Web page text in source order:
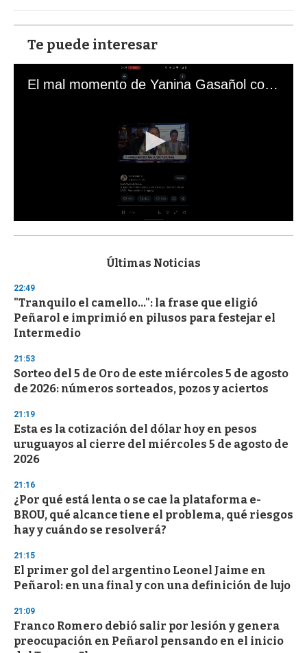
Te puede interesar
El mal momento de Yanina Gasañol con un hincha argentino en "Subrayado"
s
d
s
o
f
3
s
e
c
o
d
s
Últimas Noticias
22:49
"Tranquilo el camello...": la frase que eligió
Peñarol e imprimió en pilusos para festejar el
Intermedio
21:53
Sorteo del 5 de Oro de este miércoles 5 de agosto
de 2026: números sorteados, pozos y aciertos
21:19
Esta es la cotización del dólar hoy en pesos
uruguayos al cierre del miércoles 5 de agosto de
2026
21:16
¿Por qué está lenta o se cae la plataforma e-
BROU, qué alcance tiene el problema, qué riesgos
hay y cuándo se resolverá?
21:15
El primer gol del argentino Leonel Jaime en
Peñarol: en una final y con una definición de lujo
21:09
Franco Romero debió salir por lesión y genera
preocupación en Peñarol pensando en el inicio